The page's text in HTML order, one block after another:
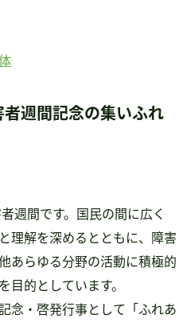
週間記念の集いふれ
週間です。国民の間に広く
理解を深めるとともに、障害
あらゆる分野の活動に積極的
目的としています。
念・啓発行事として「ふれあ